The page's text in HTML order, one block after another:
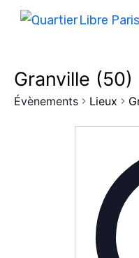
Granville (50)
Évènements Lieux